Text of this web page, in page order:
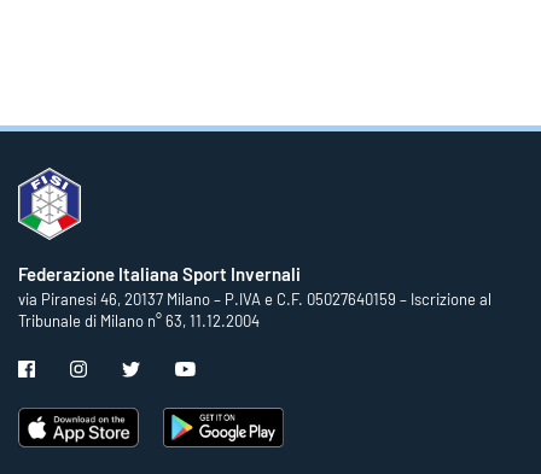
Federazione Italiana Sport Invernali
via Piranesi 46, 20137 Milano – P.IVA e C.F. 05027640159 – Iscrizione al
Tribunale di Milano n° 63, 11.12.2004